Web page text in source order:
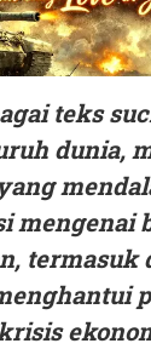
teks
dunia,
mengenai
termasuk